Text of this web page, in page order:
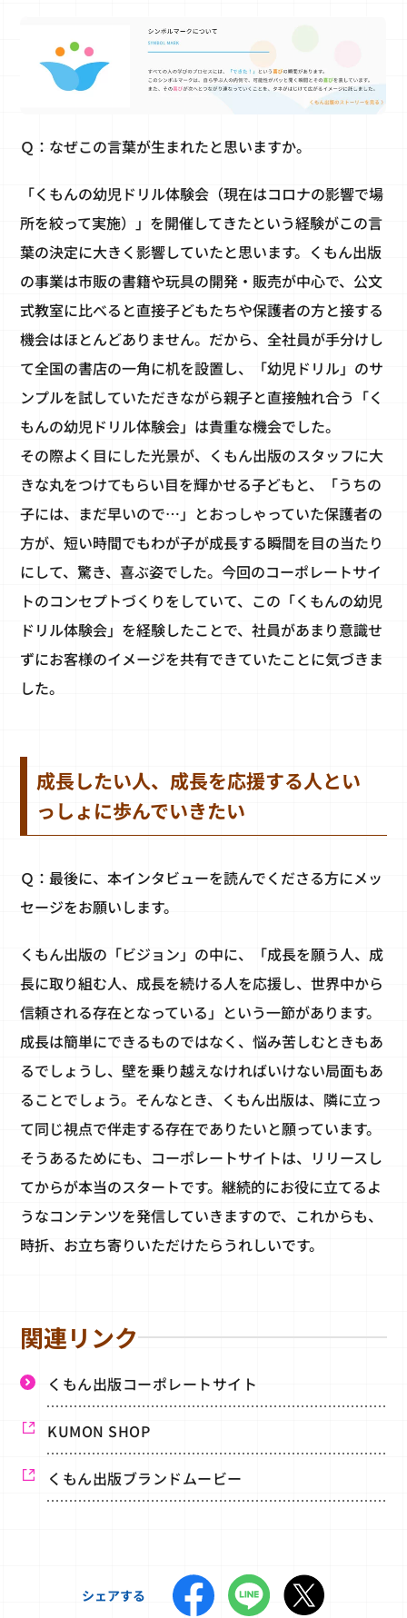
Ｑ：なぜこの言葉が生まれたと思いますか。
「くもんの幼児ドリル体験会（現在はコロナの影響で場
所を絞って実施）」を開催してきたという経験がこの言
葉の決定に大きく影響していたと思います。くもん出版
の事業は市販の書籍や玩具の開発・販売が中心で、公文
式教室に比べると直接子どもたちや保護者の方と接する
機会はほとんどありません。だから、全社員が手分けし
て全国の書店の一角に机を設置し、「幼児ドリル」のサ
ンプルを試していただきながら親子と直接触れ合う「く
もんの幼児ドリル体験会」は貴重な機会でした。
その際よく目にした光景が、くもん出版のスタッフに大
きな丸をつけてもらい目を輝かせる子どもと、「うちの
子には、まだ早いので…」とおっしゃっていた保護者の
方が、短い時間でもわが子が成長する瞬間を目の当たり
にして、驚き、喜ぶ姿でした。今回のコーポレートサイ
トのコンセプトづくりをしていて、この「くもんの幼児
ドリル体験会」を経験したことで、社員があまり意識せ
ずにお客様のイメージを共有できていたことに気づきま
した。
成長したい人、成長を応援する人とい
っしょに歩んでいきたい
Ｑ：最後に、本インタビューを読んでくださる方にメッ
セージをお願いします。
くもん出版の「ビジョン」の中に、「成長を願う人、成
長に取り組む人、成長を続ける人を応援し、世界中から
信頼される存在となっている」という一節があります。
成長は簡単にできるものではなく、悩み苦しむときもあ
るでしょうし、壁を乗り越えなければいけない局面もあ
ることでしょう。そんなとき、くもん出版は、隣に立っ
て同じ視点で伴走する存在でありたいと願っています。
そうあるためにも、コーポレートサイトは、リリースし
てからが本当のスタートです。継続的にお役に立てるよ
うなコンテンツを発信していきますので、これからも、
時折、お立ち寄りいただけたらうれしいです。
関連リンク
くもん出版コーポレートサイト
KUMON SHOP
くもん出版ブランドムービー
シェアする